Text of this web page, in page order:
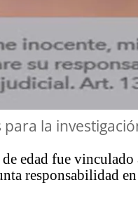
la
edad fue
responsabilidad